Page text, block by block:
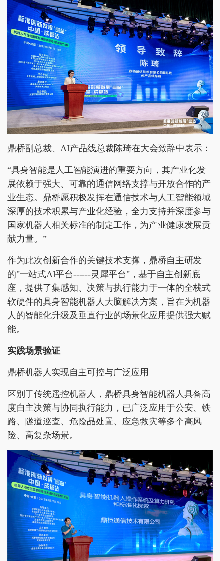
鼎桥副总裁、AI产品线总裁陈琦在大会致辞中表示：
“具身智能是人工智能演进的重要方向，其产业化发
展依赖于强大、可靠的通信网络支撑与开放合作的产
业生态。鼎桥愿积极发挥在通信技术与人工智能领域
深厚的技术积累与产业化经验，全力支持并深度参与
国家机器人相关标准的制定工作，为产业健康发展贡
献力量。”
作为此次创新合作的关键技术支撑，鼎桥自主研发
的"一站式AI平台------灵犀平台"，基于自主创新底
座，提供了集感知、决策与执行能力于一体的全栈式
软硬件的具身智能机器人大脑解决方案，旨在为机器
人的智能化升级及垂直行业的场景化应用提供强大赋
能。
实践场景验证
鼎桥机器人实现自主可控与广泛应用
区别于传统遥控机器人，鼎桥具身智能机器人具备高
度自主决策与协同执行能力，已广泛应用于公安、铁
路、隧道巡查、危险品处置、应急救灾等多个高风
险、高复杂场景。